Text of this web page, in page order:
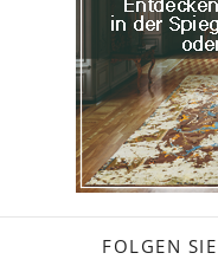
FOLGEN